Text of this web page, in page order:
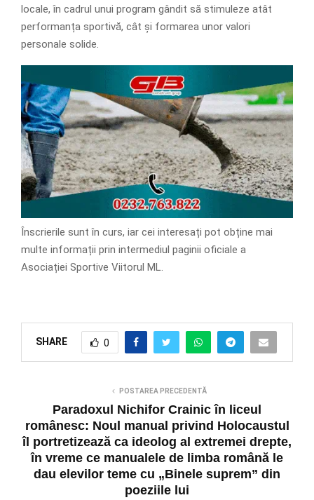
locale, în cadrul unui program gândit să stimuleze atât
performanța sportivă, cât și formarea unor valori
personale solide.
Înscrierile sunt în curs, iar cei interesați pot obține mai
multe informații prin intermediul paginii oficiale a
Asociației Sportive Viitorul ML.
SHARE 0
POSTAREA PRECEDENTĂ
Paradoxul Nichifor Crainic în liceul
românesc: Noul manual privind Holocaustul
îl portretizează ca ideolog al extremei drepte,
în vreme ce manualele de limba română le
dau elevilor teme cu „Binele suprem” din
poeziile lui